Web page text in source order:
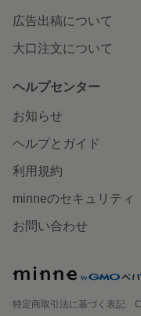
広告出稿について
大口注文について
ヘルプセンター
お知らせ
ヘルプとガイド
利用規約
minneのセキュリティ
お問い合わせ
特定商取引法に基づく表記